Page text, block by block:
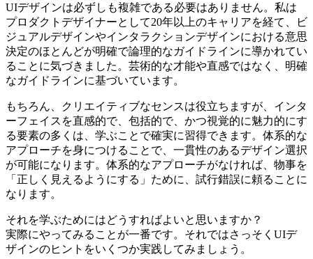
UIデザインは必ずしも複雑である必要はありません。私は
プロダクトデザイナーとして20年以上のキャリアを経て、ビ
ジュアルデザインやインタラクションデザインにおける意思
決定のほとんどが明確で論理的なガイドラインに導かれてい
ることに気づきました。 芸術的な才能や直感ではなく、明確
なガイドラインに基づいています。
もちろん、クリエイティブなセンスは役立ちますが、インタ
ーフェイスを直感的で、包括的で、かつ視覚的に魅力的にす
る要素の多くは、学ぶことで確実に習得できます。体系的な
アプローチを身につけることで、一貫性のあるデザイン選択
が可能になります。体系的なアプローチがなければ、物事を
「正しく見えるようにする」ために、試行錯誤に頼ることに
なります。
それを学ぶためにはどうすればよいと思いますか？
実際にやってみることが一番です。それではさっそくUIデ
ザインのヒントをいくつか実践してみましょう。